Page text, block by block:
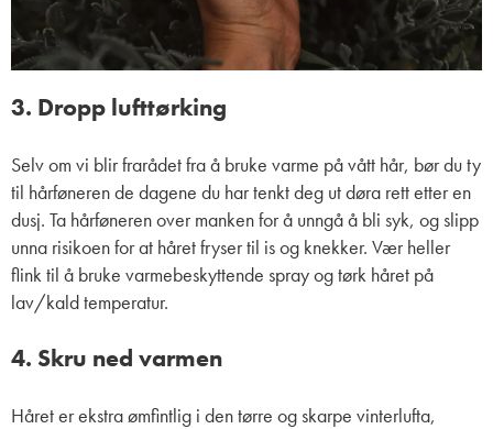
3. Dropp lufttørking
Selv om vi blir frarådet fra å bruke varme på vått hår, bør du ty
til hårføneren de dagene du har tenkt deg ut døra rett etter en
dusj. Ta hårføneren over manken for å unngå å bli syk, og slipp
unna risikoen for at håret fryser til is og knekker. Vær heller
flink til å bruke varmebeskyttende spray og tørk håret på
lav/kald temperatur.
4. Skru ned varmen
Håret er ekstra ømfintlig i den tørre og skarpe vinterlufta,